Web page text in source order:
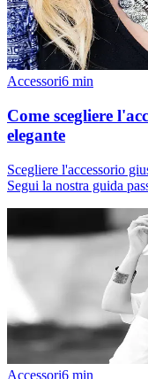
Accessori6 min
Come scegliere
elegante
Scegliere l'accessorio
Segui la nostra guida
Accessori6 min